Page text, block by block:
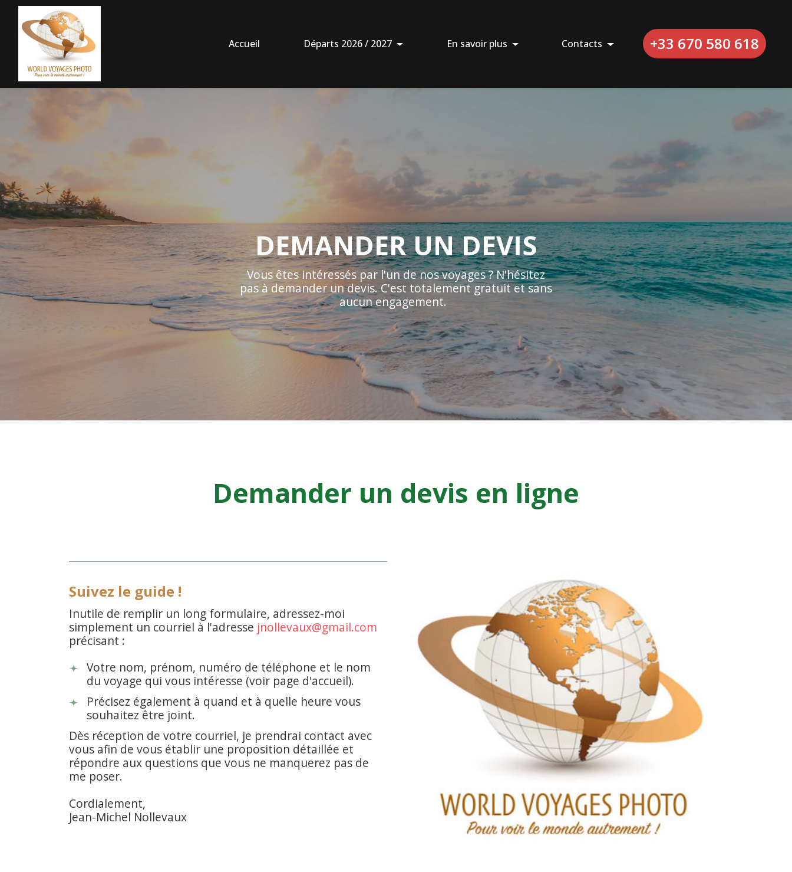
Accueil Départs 2026 / 2027 En savoir plus Contacts +33 670 580 618
DEMANDER UN DEVIS
Vous êtes intéressés par l'un de nos voyages ? N'hésitez
pas à demander un devis. C'est totalement gratuit et sans
aucun engagement.
Demander un devis en ligne
Suivez le guide !
Inutile de remplir un long formulaire, adressez-moi
simplement un courriel à l'adresse jnollevaux@gmail.com
précisant :
Votre nom, prénom, numéro de téléphone et le nom
du voyage qui vous intéresse (voir page d'accueil).
Précisez également à quand et à quelle heure vous
souhaitez être joint.
Dès réception de votre courriel, je prendrai contact avec
vous afin de vous établir une proposition détaillée et
répondre aux questions que vous ne manquerez pas de
me poser.
Cordialement,
Jean-Michel Nollevaux